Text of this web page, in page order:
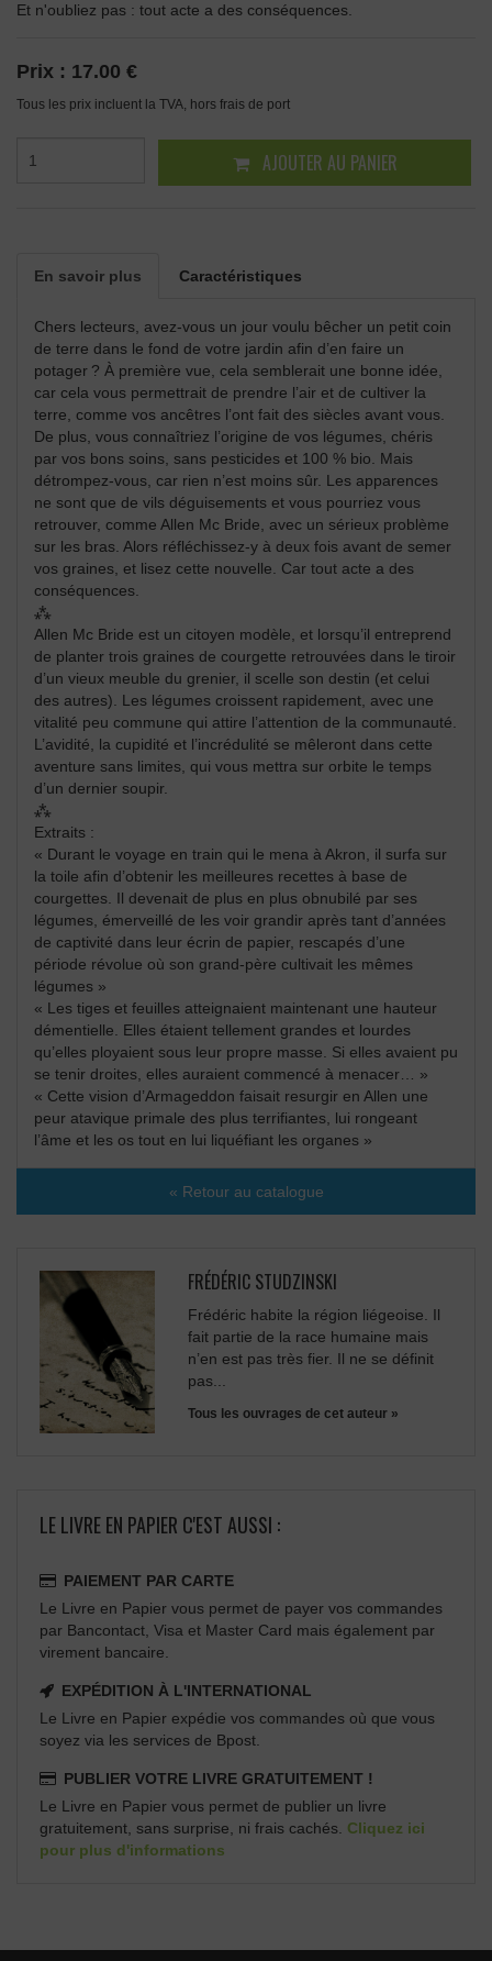
Et n'oubliez pas : tout acte a des conséquences.
Prix : 17.00 €
Tous les prix incluent la TVA, hors frais de port
AJOUTER AU PANIER
En savoir plus Caractéristiques
Chers lecteurs, avez-vous un jour voulu bêcher un petit coin
de terre dans le fond de votre jardin afin d’en faire un
potager ? À première vue, cela semblerait une bonne idée,
car cela vous permettrait de prendre l’air et de cultiver la
terre, comme vos ancêtres l’ont fait des siècles avant vous.
De plus, vous connaîtriez l’origine de vos légumes, chéris
par vos bons soins, sans pesticides et 100 % bio. Mais
détrompez-vous, car rien n’est moins sûr. Les apparences
ne sont que de vils déguisements et vous pourriez vous
retrouver, comme Allen Mc Bride, avec un sérieux problème
sur les bras. Alors réfléchissez-y à deux fois avant de semer
vos graines, et lisez cette nouvelle. Car tout acte a des
conséquences.
⁂
Allen Mc Bride est un citoyen modèle, et lorsqu’il entreprend
de planter trois graines de courgette retrouvées dans le tiroir
d’un vieux meuble du grenier, il scelle son destin (et celui
des autres). Les légumes croissent rapidement, avec une
vitalité peu commune qui attire l’attention de la communauté.
L’avidité, la cupidité et l’incrédulité se mêleront dans cette
aventure sans limites, qui vous mettra sur orbite le temps
d’un dernier soupir.
⁂
Extraits :
« Durant le voyage en train qui le mena à Akron, il surfa sur
la toile afin d’obtenir les meilleures recettes à base de
courgettes. Il devenait de plus en plus obnubilé par ses
légumes, émerveillé de les voir grandir après tant d’années
de captivité dans leur écrin de papier, rescapés d’une
période révolue où son grand-père cultivait les mêmes
légumes »
« Les tiges et feuilles atteignaient maintenant une hauteur
démentielle. Elles étaient tellement grandes et lourdes
qu’elles ployaient sous leur propre masse. Si elles avaient pu
se tenir droites, elles auraient commencé à menacer… »
« Cette vision d’Armageddon faisait resurgir en Allen une
peur atavique primale des plus terrifiantes, lui rongeant
l’âme et les os tout en lui liquéfiant les organes »
« Retour au catalogue
FRÉDÉRIC STUDZINSKI
Frédéric habite la région liégeoise. Il
fait partie de la race humaine mais
n’en est pas très fier. Il ne se définit
pas...
Tous les ouvrages de cet auteur »
LE LIVRE EN PAPIER C'EST AUSSI :
PAIEMENT PAR CARTE
Le Livre en Papier vous permet de payer vos commandes
par Bancontact, Visa et Master Card mais également par
virement bancaire.
EXPÉDITION À L'INTERNATIONAL
Le Livre en Papier expédie vos commandes où que vous
soyez via les services de Bpost.
PUBLIER VOTRE LIVRE GRATUITEMENT !
Le Livre en Papier vous permet de publier un livre
gratuitement, sans surprise, ni frais cachés. Cliquez ici
pour plus d'informations